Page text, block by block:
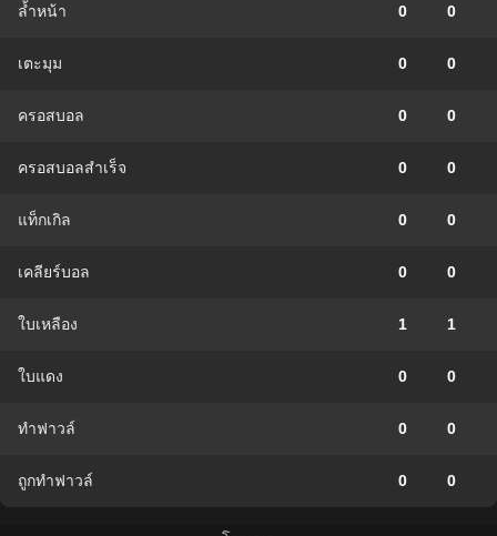
ล้ำหน้า 0 0
เตะมุม 0 0
ครอสบอล 0 0
ครอสบอลสำเร็จ 0 0
แท็กเกิล 0 0
เคลียร์บอล 0 0
ใบเหลือง 1 1
ใบแดง 0 0
ทำฟาวล์ 0 0
ถูกทำฟาวล์ 0 0